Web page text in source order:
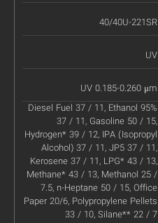
40/40U-221SR
UV
UV 0.185-0.260 μm
Diesel Fuel 37 / 11, Ethanol 95%
37 / 11, Gasoline 50 / 15,
Hydrogen* 39 / 12, IPA (Isopropyl
Alcohol) 37 / 11, JP5 37 / 11,
Kerosene 37 / 11, LPG* 43 / 13,
Methane* 43 / 13, Methanol 25 /
7.5, n-Heptane 50 / 15, Office
Paper 20/6, Polypropylene Pellets
33 / 10, Silane** 22 / 7